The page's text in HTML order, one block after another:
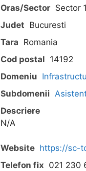
Oras/Sector Sector 1
Judet Bucuresti
Tara Romania
Cod postal 14192
Domeniu
Subdomenii
Descriere
N/A
Website https://sc-
Telefon fix 021 230